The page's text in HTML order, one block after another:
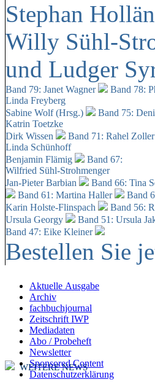
Stephan
Willy Sühl-
und Ludger
Band 79: Janet Wagner Band 78:
Linda Freyberg
Sabine Wolf (Hrsg.)
Band 75:
Katrin Toetzke
Dirk Wissen
Band 71: Rahel Zoller
Linda Schünhoff
Benjamin Flämig
Band 67:
Wilfried Sühl-Strohmenger
Jan-Pieter Barbian
Band 66: Tina
Band 61: Martina Haller
Band
Karin Holste-Flinspach
Band 56:
Ursula Georgy
Band 51: Ursula
Band 47: Eike Kleiner
Bestellen Sie
Aktuelle Ausgabe
Archiv
fachbuchjournal
Zeitschrift IWP
Mediadaten
Abo / Probeheft
Newsletter
Sponsored Content
Datenschutzerklärung
WEITERE NEWS